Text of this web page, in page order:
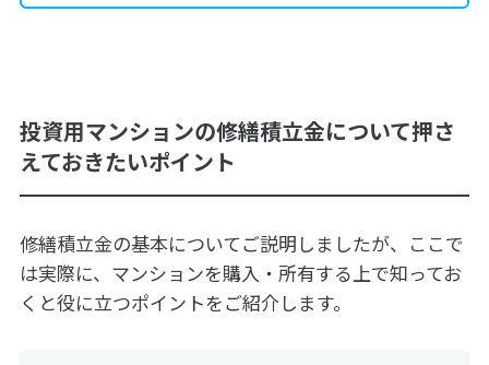
投資用マンションの修繕積立金について押さ
えておきたいポイント
修繕積立金の基本についてご説明しましたが、ここで
は実際に、マンションを購入・所有する上で知ってお
くと役に立つポイントをご紹介します。